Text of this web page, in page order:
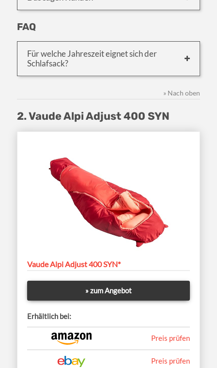
FAQ
Für welche Jahreszeit eignet sich der
Schlafsack?
» Nach oben
2. Vaude Alpi Adjust 400 SYN
Vaude Alpi Adjust 400 SYN*
» zum Angebot
Erhältlich bei:
Preis prüfen
Preis prüfen